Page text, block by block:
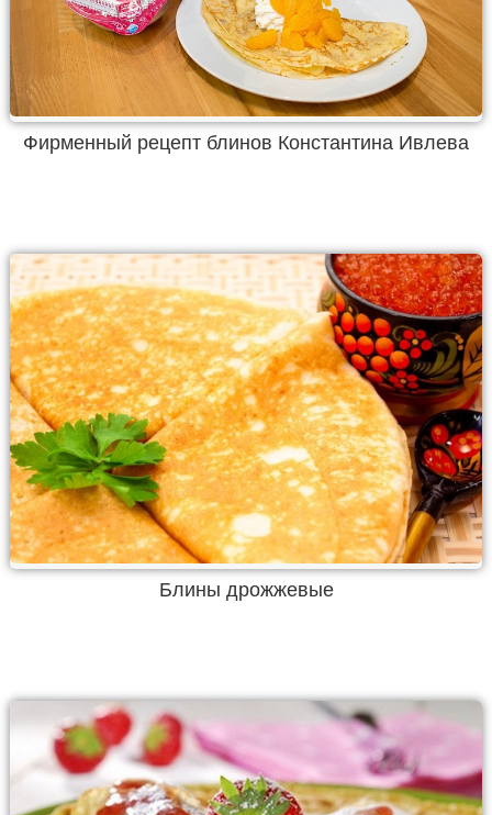
Фирменный рецепт блинов Константина Ивлева
Блины дрожжевые